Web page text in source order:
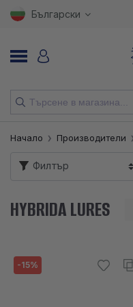
Български
НОВИ
ВЪДИЦИ
КУКИ
Начало Производители
Филтър
HYBRIDA LURES
-15%